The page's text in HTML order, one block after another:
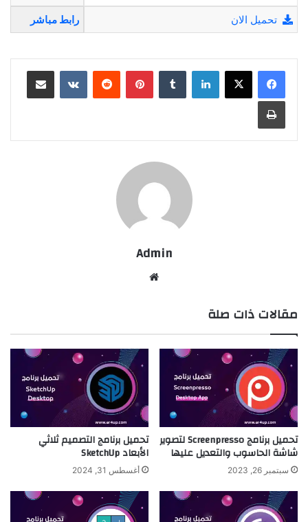
تحميل الان رابط مباشر
لينكدإن بينتيريست مشاركة عبر البريد
طباعة
Admin
مقالات ذات صلة
تحميل برنامج Screenpresso لتصوير
شاشة الحاسوب والتعديل عليها
سبتمبر 26, 2023
تحميل برنامج التصميم ثلاثي
الأبعاد SketchUp
أغسطس 31, 2024